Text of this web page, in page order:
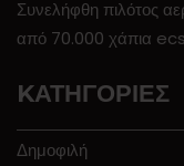
Συνελήφθη πιλότος
από 70.000 χάπια
KΑΤΗΓΟΡΊΕΣ
Δημοφιλή